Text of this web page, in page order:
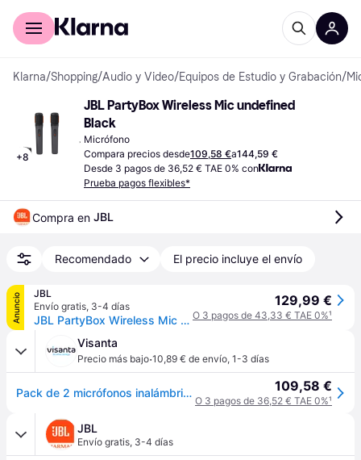
Comprar con Klarna
Klarna/Shopping/Audio y Video/Equipos de Estudio y Grabación/
+8
JBL PartyBox Wireless Mic undefined
Black
Micrófono
Compara precios desde109,58 €a144,59 €
Desde 3 pagos de 36,52 € TAE 0% con
Prueba pagos flexibles*
Compra en JBL
Recomendado El precio incluye el envío
Anuncio
JBL
Envío gratis, 3-4 días
JBL PartyBox Wireless Mic Black
129,99 €
O 3 pagos de 43,33 € TAE 0%¹
Visanta
Precio más bajo·10,89 € de envío, 1-3 días
Pack de 2 micrófonos inalámbricos JBL Partybox II 109,58 €
O 3 pagos de 36,52 € TAE 0%¹
JBL
Envío gratis, 3-4 días